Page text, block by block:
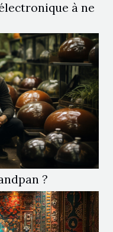
à ne
?